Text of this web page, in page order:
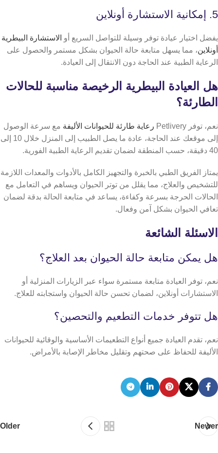
5. إمكانية الاستشارة أونلاين
يفضل اختيار عيادة توفر وسيلة للتواصل السريع أو الاستشارة البيطرية
أونلاين، مما يسهل متابعة حالة الحيوان بشكل مستمر والحصول على
الرعاية الطبية عند الحاجة دون الانتقال إلى العيادة.
هل العيادة البيطرية الرخيصة مناسبة للحالات
الطارئة؟
نعم، توفر Petlivery رعاية طارئة للحيوانات الأليفة مع سرعة الوصول
إلى موقعك عند الحاجة، عادة ما يصل الطبيب إلى المنزل خلال 10 إلى
40 دقيقة، حسب المنطقة لضمان تقديم الرعاية الطبية الفورية.
يمتاز الفريق الطبي بالخبرة والتجهيز الكامل بالأدوات والمعدات اللازمة
للتشخيص والعلاج، مما يقلل من توتر الحيوان ويساهم في التعامل مع
الحالات الحرجة بسرعة وكفاءة، يساعد في متابعة الحالة بدقة لضمان
تعافي الحيوان بشكل آمن وفعال.
الاسئلة الشائعة
هل يمكن متابعة حالة الحيوان بعد العلاج؟
نعم، توفر العيادة متابعة مستمرة سواء عبر الزيارات المنزلية أو
الاستشارات أونلاين، لضمان تحسن حالة الحيوان واستجابته للعلاج.
هل تتوفر خدمات التطعيم والتحصين؟
نعم، تقدم العيادة جميع أنواع التطعيمات الأساسية والوقائية للحيوانات
الأليفة للحفاظ على صحتهم وتقليل مخاطر الإصابة بالأمراض.
Newer
Older